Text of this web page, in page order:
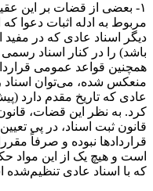
۱- بعضی از قضات بر این
مربوط به ادله اثبات دعوا که
دیگر اسناد عادی که در
باشد) را در کنار اسناد
همچنین قواعد عمومی
منعکس‌ شده، می‌توان اسناد
عادی که تاریخ مقدم دارد
قانون ثبت اسناد، در پی
قراردادها نبوده و صرفاً
است و هیچ یک از این مواد
که با اسناد عادی تنظیم‌شده